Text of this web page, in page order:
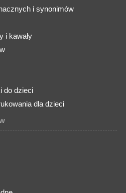
i synonimów
i kawały
do dzieci
dla dzieci